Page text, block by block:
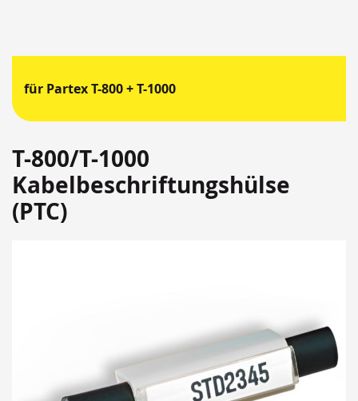
für Partex T-800 + T-1000
T-800/T-1000
Kabelbeschriftungshülse
(PTC)
Bildergalerie